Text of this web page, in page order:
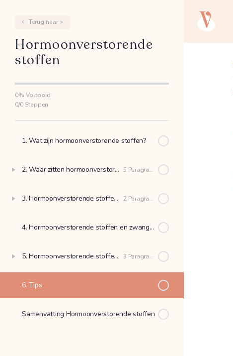
Terug naar >
Hormoonverstorende
stoffen
0% Voltooid
0/0 Stappen
1. Wat zijn hormoonverstorende stoffen?
2. Waar zitten hormoonverstorende stoffen in? 5 Paragrafen
3. Hormoonverstorende stoffen en vruchtbaarheid 2 Paragrafen
4. Hormoonverstorende stoffen en zwangerschap
5. Hormoonverstorende stoffen en postpartum
3 Paragrafen
6. Tips
Samenvatting Hormoonverstorende stoffen